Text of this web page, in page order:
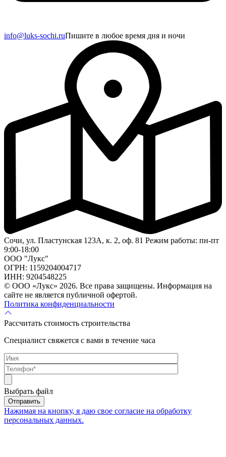
info@luks-sochi.ruПишите в любое время дня и ночи
Сочи, ул. Пластунская 123А, к. 2, оф. 81 Режим работы: пн-пт
9:00-18:00
ООО "Лукс"
ОГРН: 1159204004717
ИНН: 9204548225
© ООО «Лукс» 2026. Все права защищены. Информация на
сайте не является публичной офертой.
Политика конфиденциальности
Рассчитать стоимость строительства
Специалист свяжется с вами в течение часа
Выбрать файл
Нажимая на кнопку, я даю свое согласие на обработку
персональных данных.